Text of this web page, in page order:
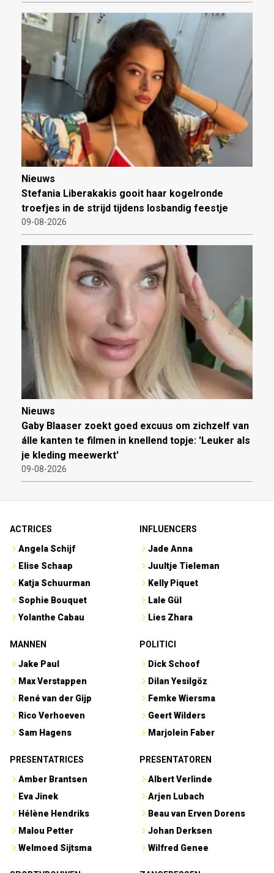
Nieuws
Stefania Liberakakis gooit haar kogelronde
troefjes in de strijd tijdens losbandig feestje
09-08-2026
Nieuws
Gaby Blaaser zoekt goed excuus om zichzelf van
álle kanten te filmen in knellend topje: 'Leuker als
je kleding meewerkt'
09-08-2026
ACTRICES
Angela Schijf
Elise Schaap
Katja Schuurman
Sophie Bouquet
Yolanthe Cabau
INFLUENCERS
Jade Anna
Juultje Tieleman
Kelly Piquet
Lale Gül
Lies Zhara
MANNEN
Jake Paul
Max Verstappen
René van der Gijp
Rico Verhoeven
Sam Hagens
POLITICI
Dick Schoof
Dilan Yesilgöz
Femke Wiersma
Geert Wilders
Marjolein Faber
PRESENTATRICES
Amber Brantsen
Eva Jinek
Hélène Hendriks
Malou Petter
Welmoed Sijtsma
PRESENTATOREN
Albert Verlinde
Arjen Lubach
Beau van Erven Dorens
Johan Derksen
Wilfred Genee